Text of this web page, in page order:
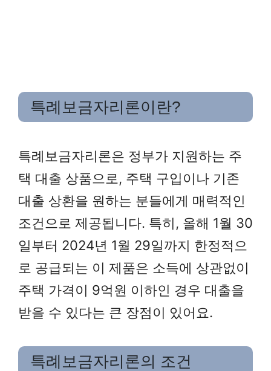
특례보금자리론이란?
특례보금자리론은 정부가 지원하는 주
택 대출 상품으로, 주택 구입이나 기존
대출 상환을 원하는 분들에게 매력적인
조건으로 제공됩니다. 특히, 올해 1월 30
일부터 2024년 1월 29일까지 한정적으
로 공급되는 이 제품은 소득에 상관없이
주택 가격이 9억원 이하인 경우 대출을
받을 수 있다는 큰 장점이 있어요.
특례보금자리론의 조건